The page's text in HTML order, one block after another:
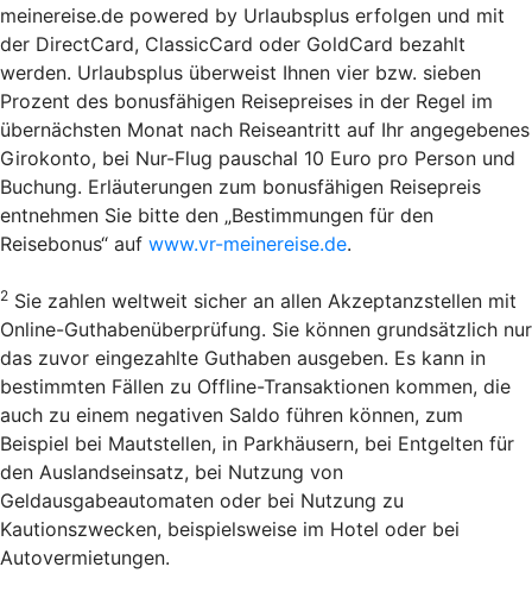
meinereise.de powered by Urlaubsplus erfolgen und mit
der DirectCard, ClassicCard oder GoldCard bezahlt
werden. Urlaubsplus überweist Ihnen vier bzw. sieben
Prozent des bonusfähigen Reisepreises in der Regel im
übernächsten Monat nach Reiseantritt auf Ihr angegebenes
Girokonto, bei Nur-Flug pauschal 10 Euro pro Person und
Buchung. Erläuterungen zum bonusfähigen Reisepreis
entnehmen Sie bitte den „Bestimmungen für den
Reisebonus“ auf www.vr-meinereise.de.
2 Sie zahlen weltweit sicher an allen Akzeptanzstellen mit
Online-Guthabenüberprüfung. Sie können grundsätzlich nur
das zuvor eingezahlte Guthaben ausgeben. Es kann in
bestimmten Fällen zu Offline-Transaktionen kommen, die
auch zu einem negativen Saldo führen können, zum
Beispiel bei Mautstellen, in Parkhäusern, bei Entgelten für
den Auslandseinsatz, bei Nutzung von
Geldausgabeautomaten oder bei Nutzung zu
Kautionszwecken, beispielsweise im Hotel oder bei
Autovermietungen.